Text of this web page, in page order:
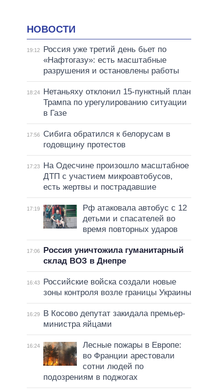
НОВОСТИ
19:12
Россия уже третий день бьет по
«Нафтогазу»: есть масштабные
разрушения и остановлены работы
18:24
Нетаньяху отклонил 15-пунктный план
Трампа по урегулированию ситуации
в Газе
17:56
Сибига обратился к белорусам в
годовщину протестов
17:23
На Одесчине произошло масштабное
ДТП с участием микроавтобусов,
есть жертвы и пострадавшие
17:19
Рф атаковала автобус с 12
детьми и спасателей во
время повторных ударов
17:06
Россия уничтожила гуманитарный
склад ВОЗ в Днепре
16:43
Российские войска создали новые
зоны контроля возле границы Украины
16:29
В Косово депутат закидала премьер-
министра яйцами
16:24
Лесные пожары в Европе:
во Франции арестовали
сотни людей по
подозрениям в поджогах